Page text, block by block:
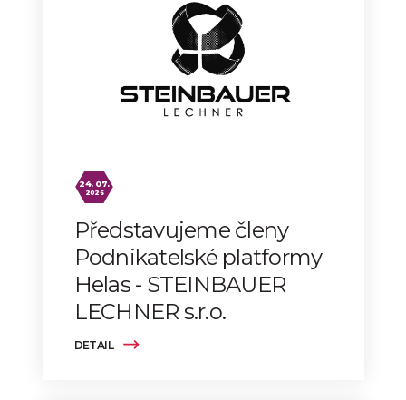
DETAIL
24. 07.
2026
Představujeme členy
Podnikatelské platformy
Helas - STEINBAUER
LECHNER s.r.o.